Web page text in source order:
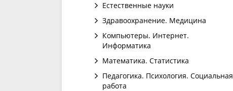
Естественные науки
Здравоохранение. Медицина
Компьютеры. Интернет.
Информатика
Математика. Статистика
Педагогика. Психология. Социальная
работа